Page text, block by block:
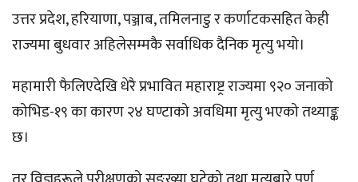
उत्तर प्रदेश, हरियाणा, पञ्जाब, तमिलनाडु र कर्णाटकसहित केही
राज्यमा बुधवार अहिलेसम्मकै सर्वाधिक दैनिक मृत्यु भयो।
महामारी फैलिएदेखि धेरै प्रभावित महाराष्ट्र राज्यमा ९२० जनाको
कोभिड-१९ का कारण २४ घण्टाको अवधिमा मृत्यु भएको तथ्याङ्क
छ।